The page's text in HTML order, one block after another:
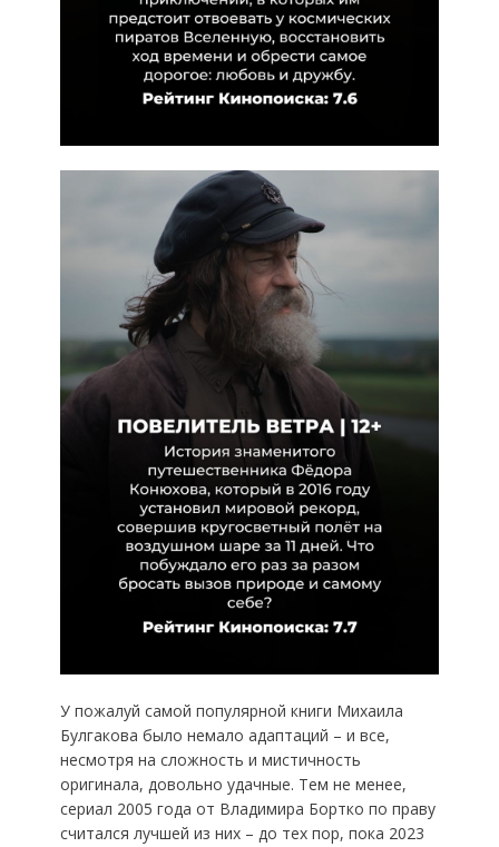
У пожалуй самой популярной книги Михаила
Булгакова было немало адаптаций – и все,
несмотря на сложность и мистичность
оригинала, довольно удачные. Тем не менее,
сериал 2005 года от Владимира Бортко по праву
считался лучшей из них – до тех пор, пока 2023